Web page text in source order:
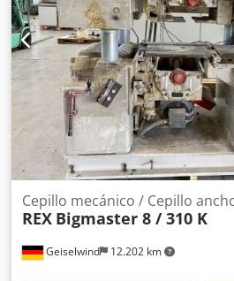
Geiselwind 12.202 km
Cepillo mecánico / Cepillo
REX Bigmaster 8 / 310 K